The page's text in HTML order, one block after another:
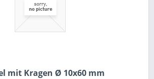
mit Kragen Ø 10x60 mm